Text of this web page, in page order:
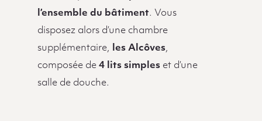
l’ensemble du bâtiment. Vous
disposez alors d’une chambre
supplémentaire,
les Alcôves,
composée de4 lits simpleset d’une
salle de douche.